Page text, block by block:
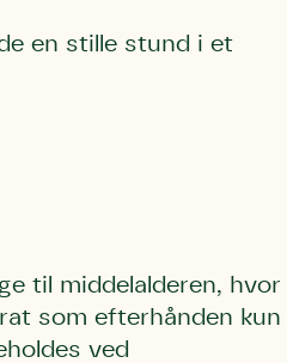
en stille stund i et
til middelalderen, hvor
som efterhånden kun
ved